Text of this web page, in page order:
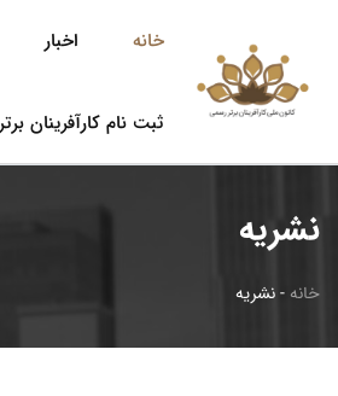
خانه اخبار
ثبت نام کارآفرینان
نشریه
خانه -نشریه